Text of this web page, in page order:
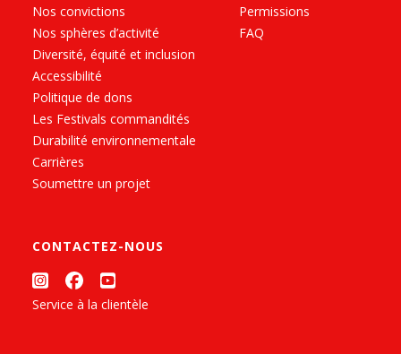
Nos convictions
Nos sphères d’activité
Diversité, équité et inclusion
Accessibilité
Politique de dons
Les Festivals commandités
Durabilité environnementale
Carrières
Soumettre un projet
Permissions
FAQ
CONTACTEZ-NOUS
Service à la clientèle